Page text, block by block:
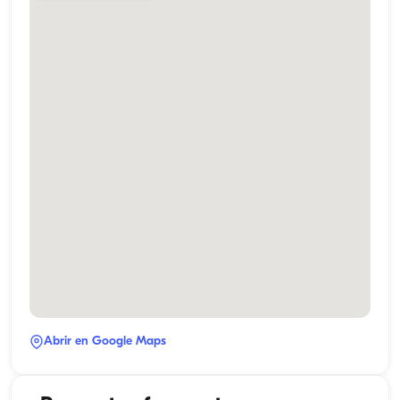
Abrir en Google Maps